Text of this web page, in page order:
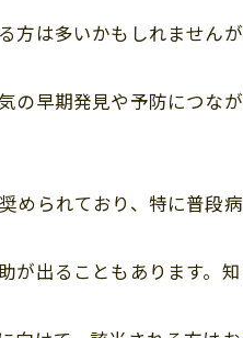
方は多いかもしれません
の早期発見や予防につな
られており、特に普段
出ることもあります。